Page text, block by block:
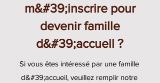
m&#39;inscrire pour
devenir famille
d&#39;accueil ?
Si vous êtes intéressé par une famille
d&#39;accueil, veuillez remplir notre